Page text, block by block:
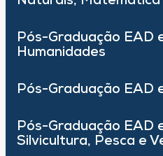
Pós-Graduação EAD
Humanidades
Pós-Graduação EAD
Pós-Graduação EAD
Silvicultura, Pesca e